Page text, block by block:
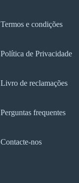
Termos e condições
Política de Privacidade
Livro de reclamações
Perguntas frequentes
Contacte-nos